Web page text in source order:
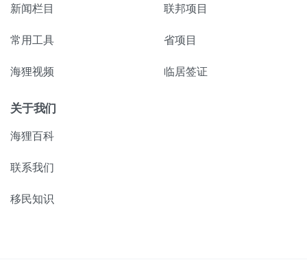
新闻栏目
常用工具
海狸视频
联邦项目
省项目
临居签证
关于我们
海狸百科
联系我们
移民知识